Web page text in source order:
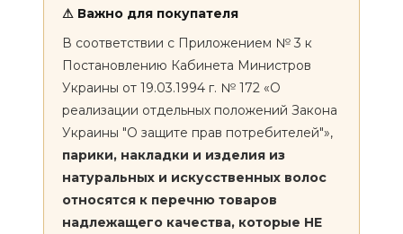
⚠ Важно для покупателя
В соответствии с Приложением № 3 к
Постановлению Кабинета Министров
Украины от 19.03.1994 г. № 172 «О
реализации отдельных положений Закона
Украины "О защите прав потребителей"»,
парики, накладки и изделия из
натуральных и искусственных волос
относятся к перечню товаров
надлежащего качества, которые НЕ